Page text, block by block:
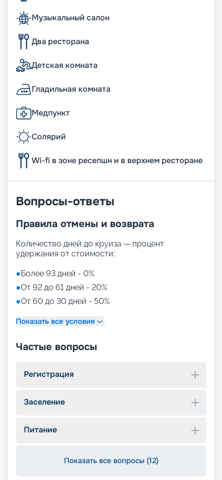
Музыкальный салон
Два ресторана
Детская комната
Гладильная комната
Медпункт
Солярий
Wi-fi в зоне ресепшн и в верхнем ресторане
Вопросы-ответы
Правила отмены и возврата
Количество дней до круиза — процент
удержания от стоимости:
●Более 93 дней - 0%
●От 92 до 61 дней - 20%
●От 60 до 30 дней - 50%
Показать все условия
Частые вопросы
Регистрация
Заселение
Питание
Показать все вопросы (12)